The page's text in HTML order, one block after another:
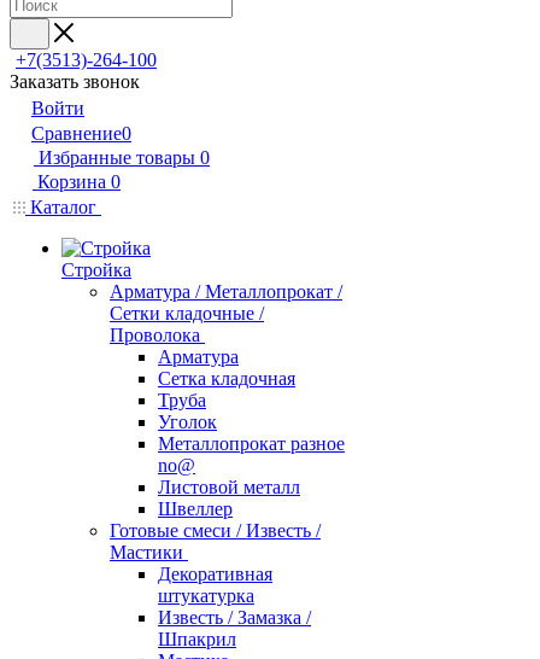
+7(3513)-264-100
Заказать звонок
Войти
Сравнение0
Избранные товары 0
Корзина 0
Каталог
Стройка
Арматура / Металлопрокат /
Сетки кладочные /
Проволока
Арматура
Сетка кладочная
Труба
Уголок
Металлопрокат разное
no@
Листовой металл
Швеллер
Готовые смеси / Известь /
Мастики
Декоративная
штукатурка
Известь / Замазка /
Шпакрил